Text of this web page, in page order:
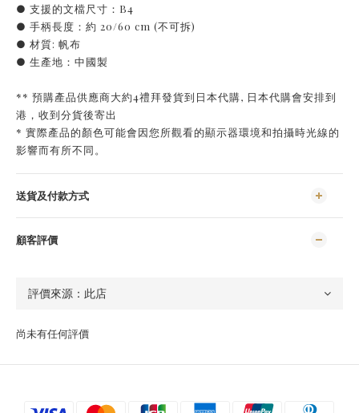
● 支援的文檔尺寸：B4
● 手柄長度：約 20/60 cm (不可拆)
● 材質: 帆布
● 生產地：中國製
** 預購產品供應商大約4禮拜發貨到日本代購, 日本代購會安排到
港，收到分貨後寄出
* 實際產品的顏色可能會因您所觀看的顯示器環境和拍攝時光線的
影響而有所不同。
送貨及付款方式
顧客評價
尚未有任何評價